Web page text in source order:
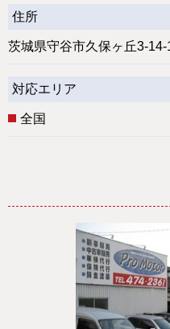
住所
茨城県守谷市久保ヶ丘3-14-
対応エリア
全国